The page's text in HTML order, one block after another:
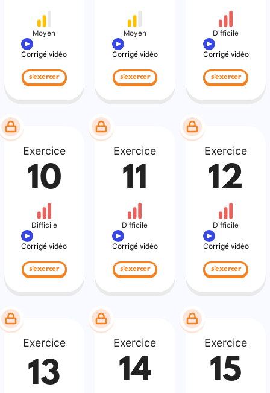
Moyen
Corrigé vidéo
s'exercer
Moyen
Corrigé vidéo
s'exercer
Difficile
Corrigé vidéo
s'exercer
Exercice
10
Difficile
Corrigé vidéo
s'exercer
Exercice
11
Difficile
Corrigé vidéo
s'exercer
Exercice
12
Difficile
Corrigé vidéo
s'exercer
Exercice
13
Exercice
14
Exercice
15